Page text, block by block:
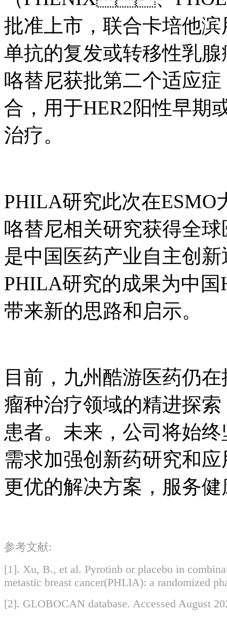
批准上市，联合卡培他
单抗的复发或转移性乳腺
咯替尼获批第二个适应症
合，用于HER2阳性早
治疗。
PHILA研究此次在ESMO
咯替尼相关研究获得全球
是中国医药产业自主创
PHILA研究的成果为中
带来新的思路和启示。
目前，九州酷游医药
瘤种治疗领域的精进探索
患者。未来，公司将始
需求加强创新药研究和应
更优的解决方案，服务
参考文献:
[1]. Xu, B., et al. Pyrotinb or placebo in
metastic breast cancer(PHLIA): a randomized
[2]. GLOBOCAN database. Accessed August